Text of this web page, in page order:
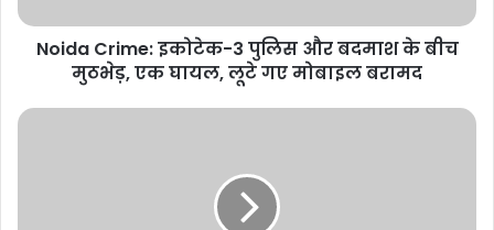
मुठभेड़,
गए
Noida Crime: इकोटेक-3 पुलिस और बदमाश के बीच
मुठभेड़, एक घायल, लूटे गए मोबाइल बरामद
Delhi